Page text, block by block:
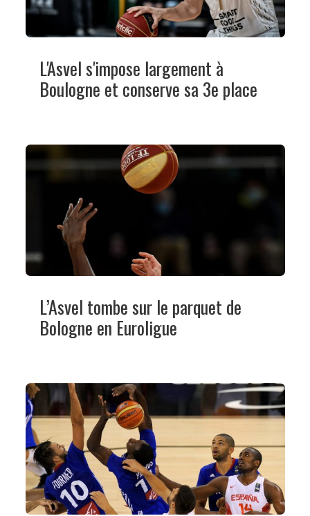
L'Asvel s'impose largement à
Boulogne et conserve sa 3e place
L’Asvel tombe sur le parquet de
Bologne en Euroligue